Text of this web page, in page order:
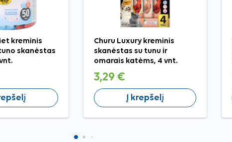
kreminis
skanėstas
Churu Luxury kreminis
skanėstas su tunu ir
omarais katėms, 4 vnt.
3,29 €
Į krepšelį